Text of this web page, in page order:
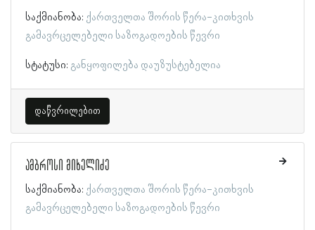
საქმიანობა: ქართველთა შორის წერა-კითხვის
გამავრცელებელი საზოგადოების წევრი
სტატუსი: განყოფილება დაუზუსტებელია
დაწვრილებით
ამბროსი მიხელიძე
საქმიანობა: ქართველთა შორის წერა-კითხვის
გამავრცელებელი საზოგადოების წევრი